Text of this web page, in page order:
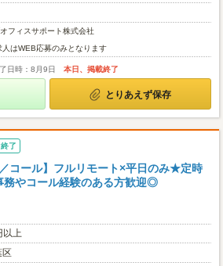
フィスサポート株式会社
はWEB応募のみとなります
日時：8月9日 本日、掲載終了
とりあえず保存
了
／コール】フルリモート×平日のみ★定時
務やコール経験のある方歓迎◎
以上
区